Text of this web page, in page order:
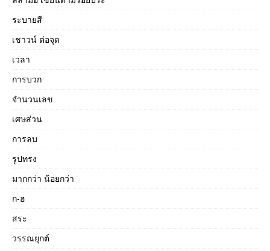
ระบายสี
เชาวน์ ต่อจุด
เวลา
การบวก
จำนวนเลข
เศษส่วน
การลบ
รูปทรง
มากกว่า น้อยกว่า
ก-ฮ
สระ
วรรณยุกต์